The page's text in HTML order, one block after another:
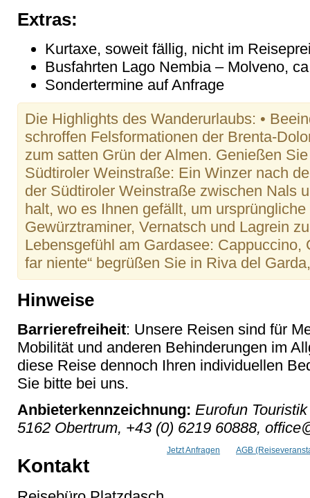
Extras:
Kurtaxe, soweit fällig, nicht im
Busfahrten Lago Nembia – Molveno,
Sondertermine auf Anfrage
Die Highlights des Wanderurlaubs: •
schroffen Felsformationen der Brenta-
zum satten Grün der Almen. Genießen
Südtiroler Weinstraße: Ein Winzer nach
der Südtiroler Weinstraße zwischen Nals
halt, wo es Ihnen gefällt, um
Gewürztraminer, Vernatsch und Lagrein
Lebensgefühl am Gardasee: Cappuccino,
far niente“ begrüßen Sie in Riva del
Hinweise
Barrierefreiheit: Unsere Reisen sind für
Mobilität und anderen Behinderungen im
diese Reise dennoch Ihren individuellen
Sie bitte bei uns.
Anbieterkennzeichnung: Eurofun
5162 Obertrum, +43 (0) 6219 60888,
Jetzt Anfragen AGB
Kontakt